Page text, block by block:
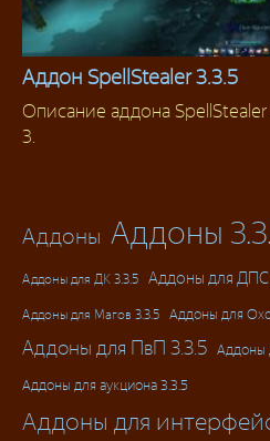
Аддоны 3.3.5
Аддон SpellStealer 3.3.5
Описание аддона
3.
Аддоны Аддоны
Аддоны для ДК 3.3.5 Аддоны для ДПС
Аддоны для Магов 3.3.5 Аддоны для
Аддоны для ПвП 3.3.5 Аддоны
Аддоны для аукциона 3.3.5
Аддоны для